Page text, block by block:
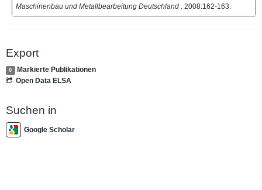
Maschinenbau und Metallbearbeitung Deutschland
. 2008:162-163.
Export
0
Markierte Publikationen
Open Data ELSA
Suchen in
Google Scholar